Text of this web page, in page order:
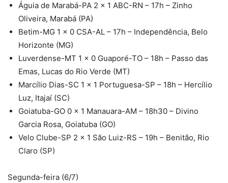
Águia de Marabá-PA 2 x 1 ABC-RN – 17h – Zinho
Oliveira, Marabá (PA)
Betim-MG 1 x 0 CSA-AL – 17h – Independência, Belo
Horizonte (MG)
Luverdense-MT 1 x 0 Guaporé-TO – 18h – Passo das
Emas, Lucas do Rio Verde (MT)
Marcílio Dias-SC 1 x 1 Portuguesa-SP – 18h – Hercílio
Luz, Itajaí (SC)
Goiatuba-GO 0 x 1 Manauara-AM – 18h30 – Divino
Garcia Rosa, Goiatuba (GO)
Velo Clube-SP 2 x 1 São Luiz-RS – 19h – Benitão, Rio
Claro (SP)
Segunda-feira (6/7)